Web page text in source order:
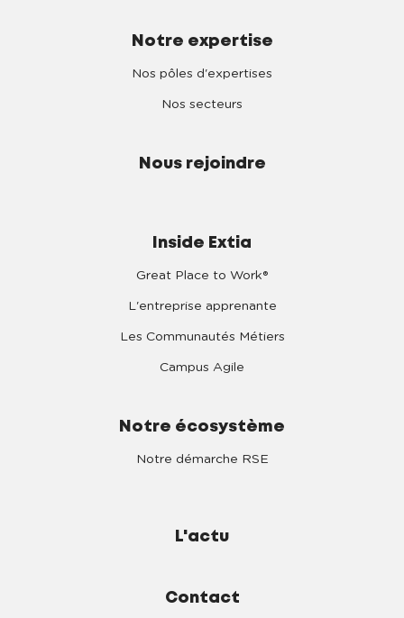
Notre expertise
Nos pôles d'expertises
Nos secteurs
Nous rejoindre
Inside Extia
Great Place to Work®
L'entreprise apprenante
Les Communautés Métiers
Campus Agile
Notre écosystème
Notre démarche RSE
L'actu
Contact